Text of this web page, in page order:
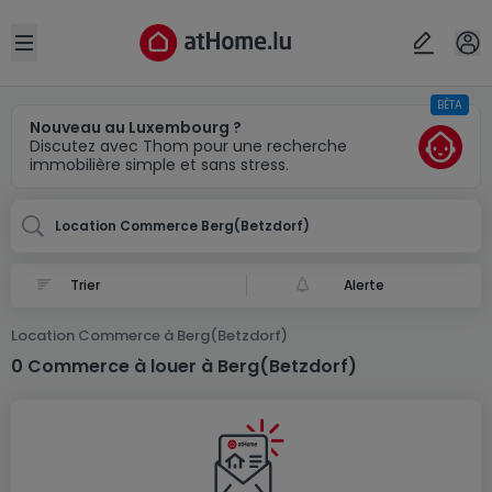
Open sidebar
Nouveau au Luxembourg ?
Discutez avec Thom pour une recherche
immobilière simple et sans stress.
BÊTA
Location Commerce Berg(Betzdorf)
Alerte
Location Commerce à Berg(Betzdorf)
0 Commerce à louer à Berg(Betzdorf)
Localité(s)
Annuler OK